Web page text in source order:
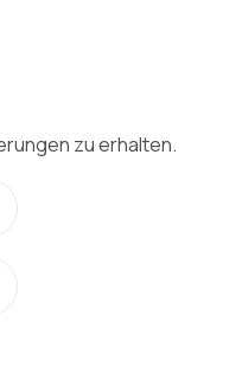
zu erhalten.